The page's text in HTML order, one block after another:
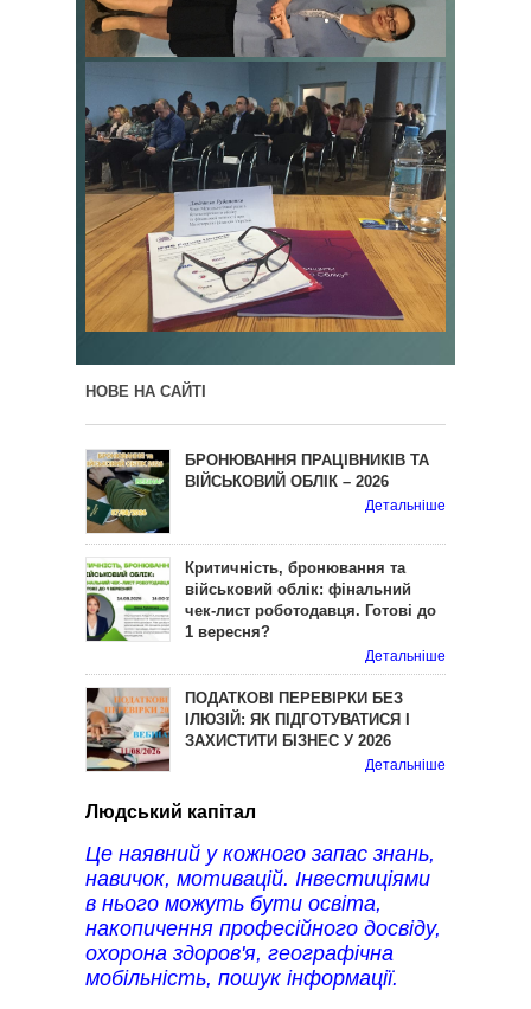
НОВЕ НА САЙТІ
БРОНЮВАННЯ ПРАЦІВНИКІВ ТА
ВІЙСЬКОВИЙ ОБЛІК – 2026
Детальніше
Критичність, бронювання та
військовий облік: фінальний
чек-лист роботодавця. Готові до
1 вересня?
Детальніше
ПОДАТКОВІ ПЕРЕВІРКИ БЕЗ
ІЛЮЗІЙ: ЯК ПІДГОТУВАТИСЯ І
ЗАХИСТИТИ БІЗНЕС У 2026
Детальніше
Людський капітал
Це наявний у кожного запас знань,
навичок, мотивацій. Інвестиціями
в нього можуть бути освіта,
накопичення професійного досвіду,
охорона здоров'я, географічна
мобільність, пошук інформації.